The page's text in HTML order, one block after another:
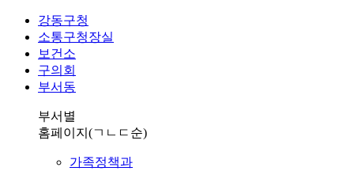
강동구청
소통구청장실
보건소
구의회
부서동
부서별
홈페이지 (ㄱㄴㄷ순)
가족정책과